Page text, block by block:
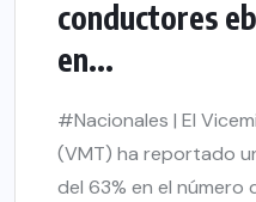
conductores
en...
#Nacionales | El
(VMT) ha reportado
del 63% en el